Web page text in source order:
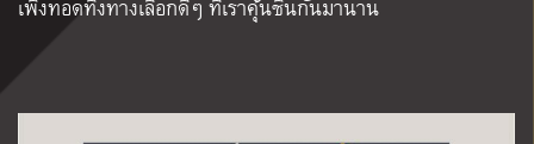
เพิ่งทอดทิ้งทางเลือกดีๆ ที่เราคุ้นชินกันมานาน